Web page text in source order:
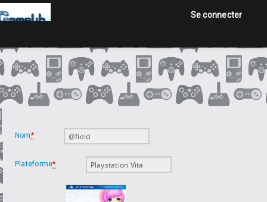
Accueil
Jeux
Se connecter
Nom*
Plateforme*